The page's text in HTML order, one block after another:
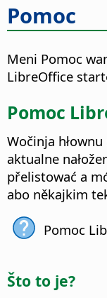
Pomoc
Meni Pomoc
LibreOffice
Pomoc
Wočinja
aktualne
přelistować a
abo někajkim
Pomoc
Što to je?